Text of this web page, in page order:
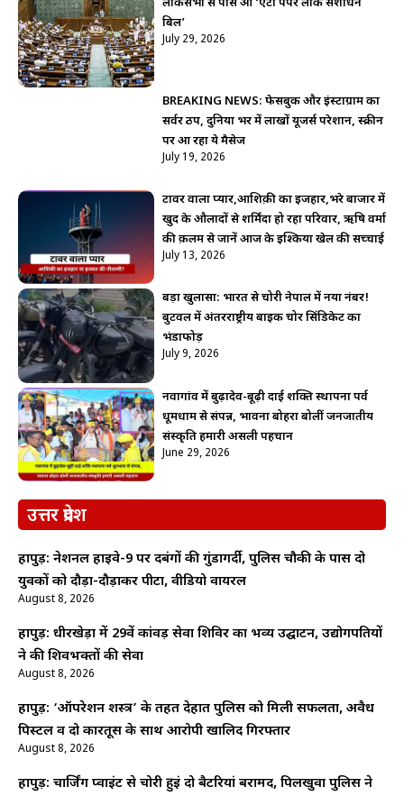
लोकसभा से पास हुआ ‘एंटी पेपर लीक संशोधन
बिल’
July 29, 2026
BREAKING NEWS: फेसबुक और इंस्टाग्राम का
सर्वर ठप, दुनिया भर में लाखों यूजर्स परेशान, स्क्रीन
पर आ रहा ये मैसेज
July 19, 2026
टावर वाला प्यार,आशिक़ी का इजहार,भरे बाजार में
खुद के औलादों से शर्मिंदा हो रहा परिवार, ऋषि वर्मा
की क़लम से जानें आज के इश्किया खेल की सच्चाई
July 13, 2026
बड़ा खुलासा: भारत से चोरी नेपाल में नया नंबर!
बुटवल में अंतरराष्ट्रीय बाइक चोर सिंडिकेट का
भंडाफोड़
July 9, 2026
नवागांव में बुढ़ादेव-बूढ़ी दाई शक्ति स्थापना पर्व
धूमधाम से संपन्न, भावना बोहरा बोलीं जनजातीय
संस्कृति हमारी असली पहचान
June 29, 2026
उत्तर प्रदेश
हापुड़: नेशनल हाईवे-9 पर दबंगों की गुंडागर्दी, पुलिस चौकी के पास दो
युवकों को दौड़ा-दौड़ाकर पीटा, वीडियो वायरल
August 8, 2026
हापुड़: धीरखेड़ा में 29वें कांवड़ सेवा शिविर का भव्य उद्घाटन, उद्योगपतियों
ने की शिवभक्तों की सेवा
August 8, 2026
हापुड़: ‘ऑपरेशन शस्त्र’ के तहत देहात पुलिस को मिली सफलता, अवैध
पिस्टल व दो कारतूस के साथ आरोपी खालिद गिरफ्तार
August 8, 2026
हापुड़: चार्जिंग प्वाइंट से चोरी हुईं दो बैटरियां बरामद, पिलखुवा पुलिस ने